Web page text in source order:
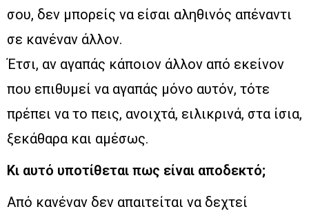
σου, δεν μπορείς να είσαι αληθινός απέναντι
σε κανέναν άλλον.
Έτσι, αν αγαπάς κάποιον άλλον από εκείνον
που επιθυμεί να αγαπάς μόνο αυτόν, τότε
πρέπει να το πεις, ανοιχτά, ειλικρινά, στα ίσια,
ξεκάθαρα και αμέσως.
Κι αυτό υποτίθεται πως είναι αποδεκτό;
Από κανέναν δεν απαιτείται να δεχτεί